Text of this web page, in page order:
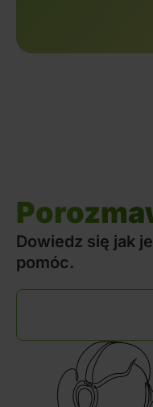
Dowiedz się jak
pomóc.